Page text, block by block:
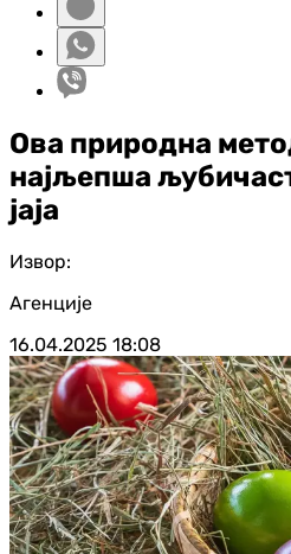
Ова природна
најљепша
јаја
Извор:
Агенције
16.04.2025 18:08